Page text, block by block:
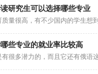
研究生可以选择哪些专业
些专业的就业率比较高